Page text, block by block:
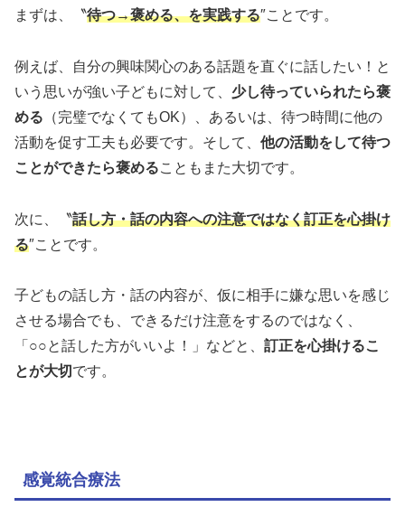
まずは、〝待つ→褒める、を実践する″ことです。
例えば、自分の興味関心のある話題を直ぐに話したい！と
いう思いが強い子どもに対して、 少し待っていられたら褒
める （完璧でなくてもOK）、あるいは、待つ時間に他の
活動を促す工夫も必要です。そして、 他の活動をして待つ
ことができたら褒めることもまた大切です。
次に、〝話し方・話の内容への注意ではなく訂正を心掛け
る″ことです。
子どもの話し方・話の内容が、仮に相手に嫌な思いを感じ
させる場合でも、できるだけ注意をするのではなく、
「○○と話した方がいいよ！」などと、 訂正を心掛けるこ
とが大切 です。
感覚統合療法